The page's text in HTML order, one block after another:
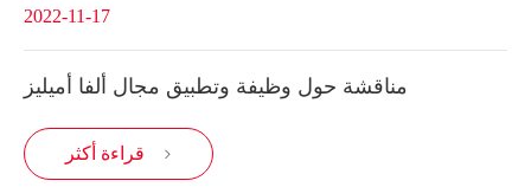
2022-11-17
مناقشة حول وظيفة وتطبيق مجال ألفا أميليز
قراءة أكثر 